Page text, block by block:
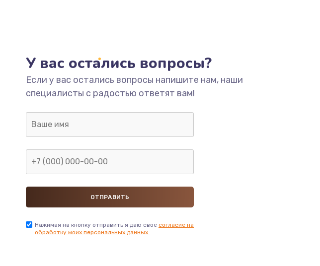
У вас остались вопросы?
Если у вас остались вопросы напишите нам, наши
специалисты с радостью ответят вам!
Нажимая на кнопку отправить я даю свое согласие на
обработку моих персональных данных.